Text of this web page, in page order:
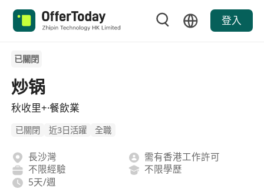
登入
已關閉
炒锅
秋收里+·餐飲業
已關閉 近3日活躍 全職
長沙灣
需有香港工作許可
不限經驗
不限學歷
5天/週